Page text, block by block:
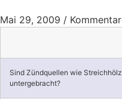
Mai 29, 2009 /
Sind Zündquellen wie
untergebracht?